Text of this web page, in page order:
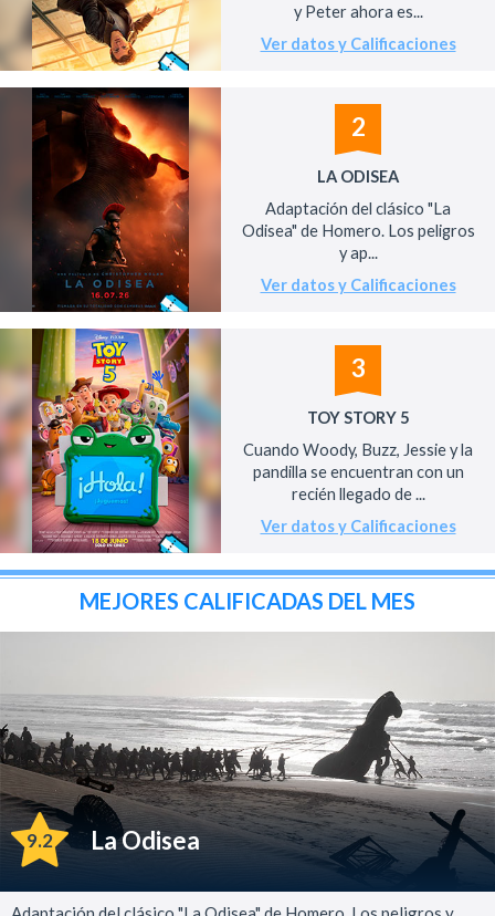
y Peter ahora es...
Ver datos y Calificaciones
2
LA ODISEA
Adaptación del clásico "La
Odisea" de Homero. Los peligros
y ap...
Ver datos y Calificaciones
3
TOY STORY 5
Cuando Woody, Buzz, Jessie y la
pandilla se encuentran con un
recién llegado de ...
Ver datos y Calificaciones
MEJORES CALIFICADAS DEL MES
9.2 La Odisea